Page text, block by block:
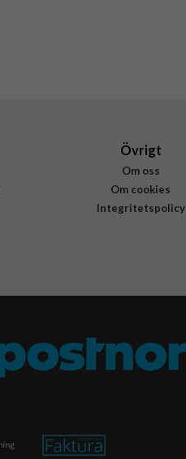
Övrigt
Om oss
Om cookies
Integritetspolicy